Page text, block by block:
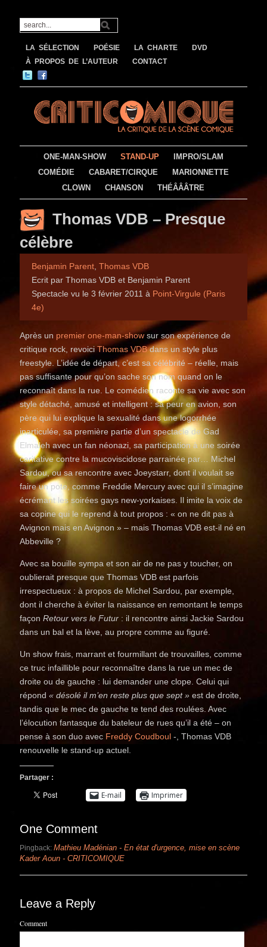
LA SÉLECTION POÉSIE LA CHARTE
DVD
À PROPOS DE L’AUTEUR
CONTACT
ONE-MAN-SHOW STAND-UP
IMPRO/SLAM
COMÉDIE
CABARET/CIRQUE
MARIONNETTE
CLOWN
CHANSON THÉÂÂÂTRE
Thomas VDB – Presque
célèbre
Benjamin Parent ,Thomas VDB
Ecrit par Thomas VDB et Benjamin Parent
Spectacle vu le 3 février 2011 à Point-Virgule (Paris
4e)
Après un premier one-man-show sur son expérience de
critique rock, revoiciThomas VDBdans un style plus
freestyle. L’idée de départ, c’est sa célébrité – réelle, mais
pas suffisante pour qu’on sache son nom quand on le
reconnaît dans la rue. Le comédien raconte sa vie avec son
style détaché, amusé et intelligent : sa peur en avion, son
père qui lui explique la sexualité dans une logorrhée
inarticulée, sa première partie d’un spectacle de Gad
Elmaleh avec un fan néonazi, sa participation à une soirée
caritative contre la mucoviscidose parrainée par… Michel
Sardou, ou sa rencontre avec Joeystarr, dont il voulait se
faire un pote, comme Freddie Mercury avec qui il s’imagine
écrémant les soirées gays new-yorkaises. Il imite la voix de
sa copine qui le reprend à tout propos : « on ne dit pas à
Avignon mais en Avignon » – mais Thomas VDB est-il né en
Abbeville ?
Avec sa bouille sympa et son air de ne pas y toucher, on
oublierait presque que Thomas VDB est parfois
irrespectueux : à propos de Michel Sardou, par exemple,
dont il cherche à éviter la naissance en remontant le temps
façonRetour vers le Futur : il rencontre ainsi Jackie Sardou
dans un bal et la lève, au propre comme au figuré.
Un show frais, marrant et fourmillant de trouvailles, comme
ce truc infaillible pour reconnaître dans la rue un mec de
droite ou de gauche : lui demander une clope. Celui qui
répond« désolé il m’en reste plus que sept » est de droite,
tandis que le mec de gauche te tend des roulées. Avec
l’élocution fantasque du bateleur de rues qu’il a été – on
pense à son duo avec Freddy Coudboul -, Thomas VDB
renouvelle le stand-up actuel.
Partager :
E-mail Imprimer
One Comment
Pingback:Mathieu Madénian - En état d'urgence, mise en scène
Kader Aoun - CRITICOMIQUE
Leave a Reply
Comment